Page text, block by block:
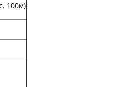
100м)